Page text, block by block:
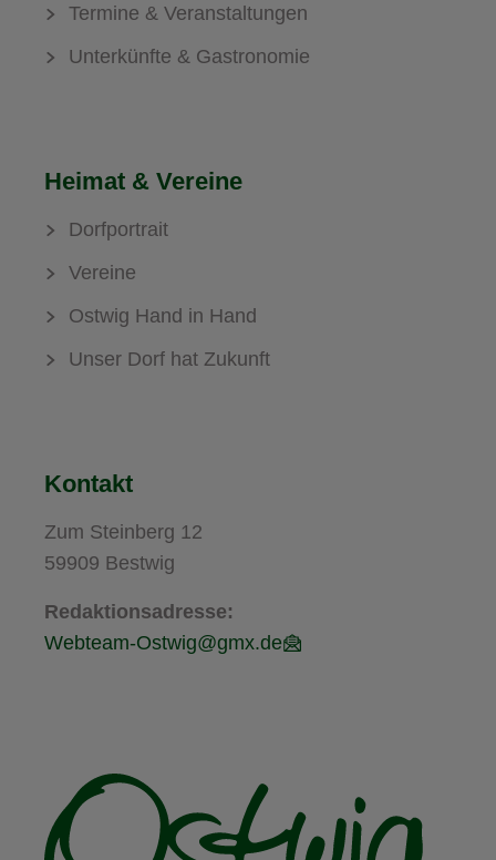
Termine & Veranstaltungen
Unterkünfte & Gastronomie
Heimat & Vereine
Dorfportrait
Vereine
Ostwig Hand in Hand
Unser Dorf hat Zukunft
Kontakt
Zum Steinberg 12
59909 Bestwig
Redaktionsadresse:
Webteam-Ostwig@gmx.de